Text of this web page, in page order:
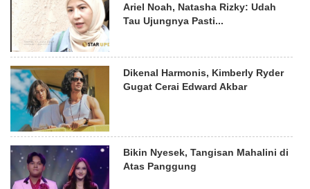
Ariel Noah, Natasha Rizky: Udah
Tau Ujungnya Pasti...
Dikenal Harmonis, Kimberly Ryder
Gugat Cerai Edward Akbar
Bikin Nyesek, Tangisan Mahalini di
Atas Panggung